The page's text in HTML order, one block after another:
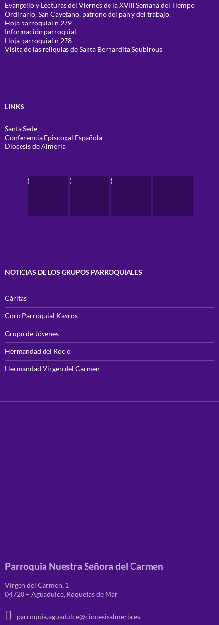
Evangelio y Lecturas del Viernes de la XVIII Semana del Tiempo
Ordinario. San Cayetano, patrono del pan y del trabajo.
Hoja parroquial n 279
Información parroquial
Hoja parroquial n 278
Visita de las reliquias de Santa Bernardita Soubirous
LINKS
Santa Sede
Conferencia Episcopal Española
Diocesis de Almería
NOTICIAS DE LOS GRUPOS PARROQUIALES
Cáritas
Coro Parroquial Kayros
Grupo de Jóvenes
Hermandad del Rocío
Hermandad Virgen del Carmen
Parroquia Nuestra Señora del Carmen
Virgen del Carmen, 1
04720 – Aguadulce, Roquetas de Mar
parroquia.aguadulce@diocesisalmeria.es